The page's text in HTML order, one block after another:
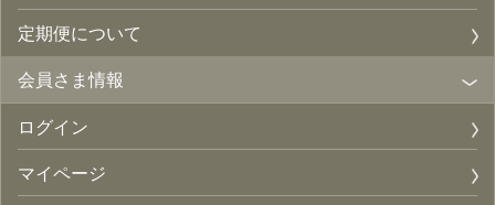
定期便について
会員さま情報
ログイン
マイページ